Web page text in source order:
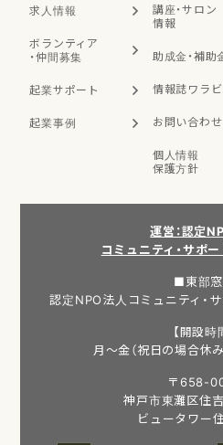
求人情報
ボランティア
・仲間募集
起業サポート
起業事例
講座・サロン
情報
助成金・補助
情報誌ワラ
お問い合わせ
個人情報
保護方針
運営：認定
コミュニティ・サポ
■東部
認定NPO法人コミュニティ・
【開設時
月～金（祝日の場合休
〒658-
神戸市東灘区住
ビュータワー